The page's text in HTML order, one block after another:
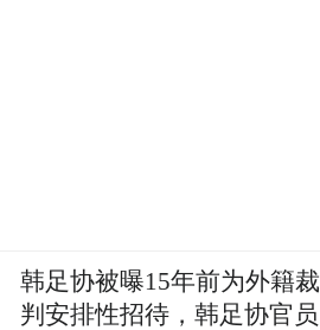
韩足协被曝15年前为外籍裁
判安排性招待，韩足协官员